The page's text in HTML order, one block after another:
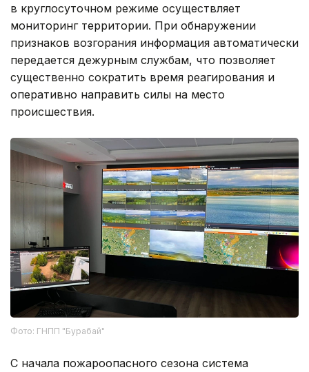
в круглосуточном режиме осуществляет
мониторинг территории. При обнаружении
признаков возгорания информация автоматически
передается дежурным службам, что позволяет
существенно сократить время реагирования и
оперативно направить силы на место
происшествия.
Фото: ГНПП "Бурабай"
С начала пожароопасного сезона система